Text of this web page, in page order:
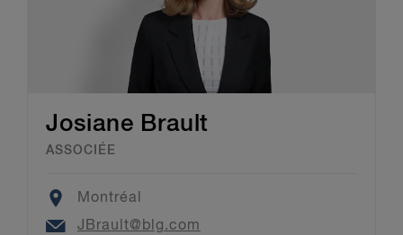
Josiane Brault
ASSOCIÉE
Location
Montréal
Email
JBrault@blg.com